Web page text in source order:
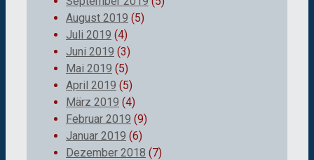
August 2019 (5)
Juli 2019 (4)
Juni 2019 (3)
Mai 2019 (5)
April 2019 (5)
März 2019 (4)
Februar 2019 (9)
Januar 2019 (6)
Dezember 2018 (7)